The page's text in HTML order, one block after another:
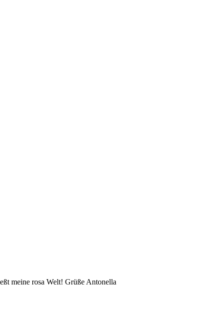
meine rosa Welt! Grüße Antonella